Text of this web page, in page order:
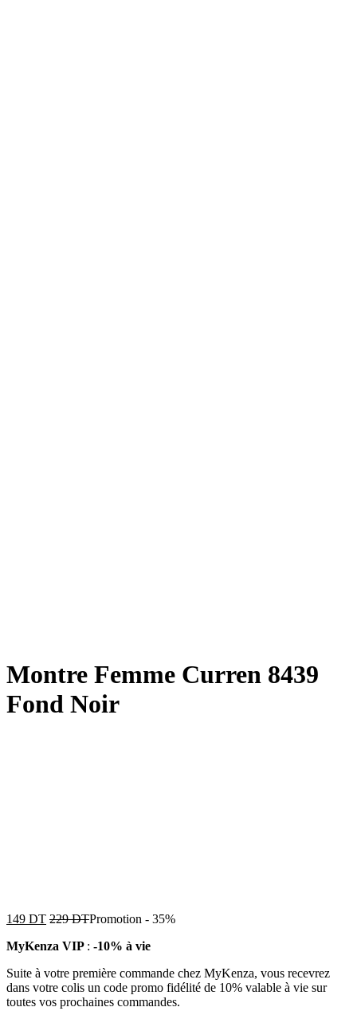
Montre Femme Curren 8439
Fond Noir
149 DT 229DTPromotion - 35%
MyKenza VIP : -10% à vie
Suite à votre première commande chez MyKenza, vous recevrez
dans votre colis un code promo fidélité de 10% valable à vie sur
toutes vos prochaines commandes.